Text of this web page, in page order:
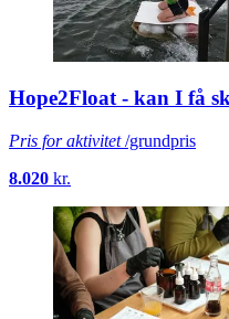
Hope2Float - kan I få
Pris for aktivitet/grundpris
8.020 kr.